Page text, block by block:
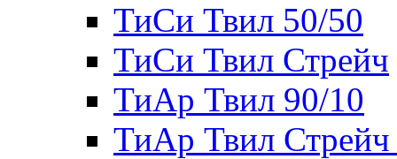
ТиСи Твил 50/50
ТиСи Твил Стрейч
ТиАр Твил 90/10
ТиАр Твил Стрейч